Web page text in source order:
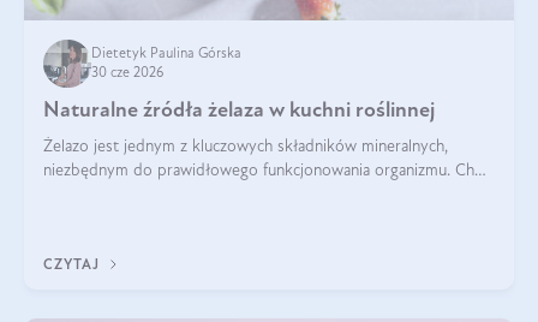
Dietetyk Paulina Górska
30 cze 2026
Naturalne źródła żelaza w kuchni roślinnej
Żelazo jest jednym z kluczowych składników mineralnych,
niezbędnym do prawidłowego funkcjonowania organizmu. Choć
CZYTAJ